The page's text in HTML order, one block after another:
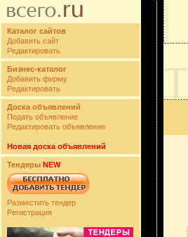
Каталог сайтов
Добавить сайт
Редактировать
Бизнес-каталог
Добавить фирму
Редактировать
Доска объявлений
Подать объявление
Редактировать объявление
Новая доска объявлений
Тендеры NEW
Разместить тендер
Регистрация